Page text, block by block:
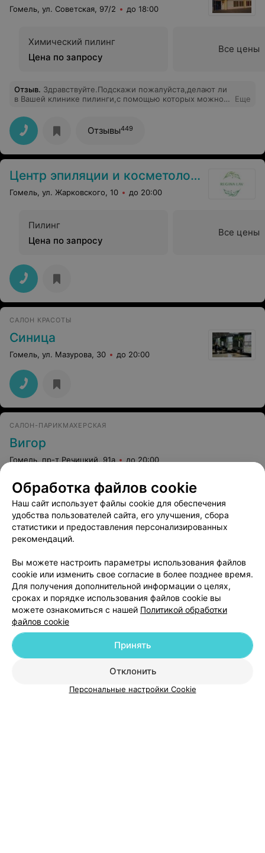
Гомель, ул. Советская, 97/2 до 18:00
Химический пилинг
Цена по запросу
Все цены
Отзыв. Здравствуйте.Подскажи пожалуйста,делают ли
в Вашей клинике пилинги,с помощью которых можно
данный период?И соорентируйте,пожалуйста ,по
стоимости.
Еще
Отзывы449
Центр эпиляции и косметологии
Гомель, ул. Жарковского, 10 до 20:00
Пилинг
Цена по запросу
Все цены
САЛОН КРАСОТЫ
Синица
Гомель, ул. Мазурова, 30 до 20:00
САЛОН-ПАРИКМАХЕРСКАЯ
Вигор
Гомель, пр-т Речицкий, 91а до 20:00
Гликолевый пилинг
Цена по запросу
Миндальный
Цена по запросу
Добавить компанию
Обработка файлов cookie
Наш сайт использует файлы cookie для обеспечения
удобства пользователей сайта, его улучшения, сбора
статистики и предоставления персонализированных
рекомендаций.
Вы можете настроить параметры использования файлов
cookie или изменить свое согласие в более позднее время.
Для получения дополнительной информации о целях,
сроках и порядке использования файлов cookie вы
можете ознакомиться с нашей Политикой обработки
файлов cookie
Отклонить
Принять
Персональные настройки Cookie